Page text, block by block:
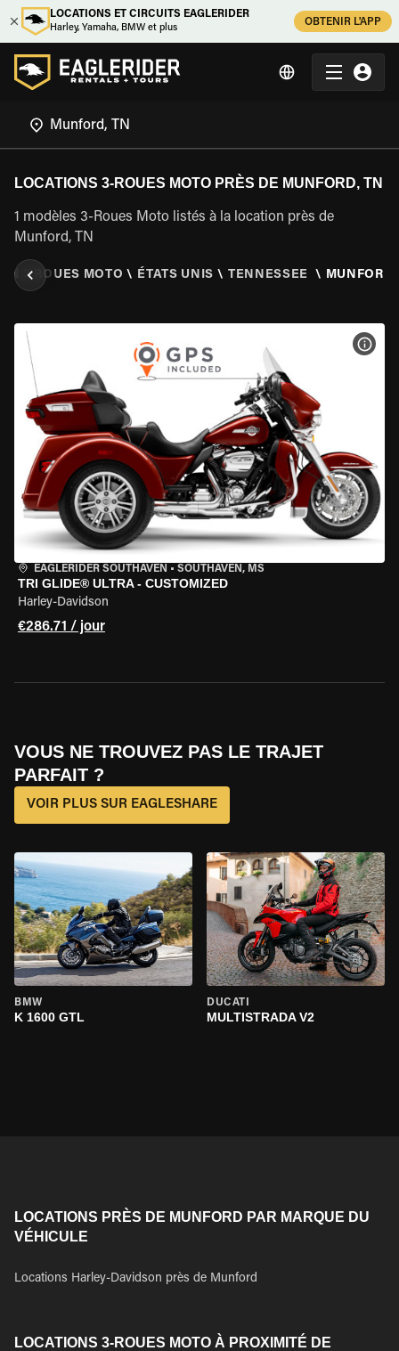
LOCATIONS ET CIRCUITS EAGLERIDER
Harley, Yamaha, BMW et plus
OBTENIR L'APP
LOCATIONS 3-ROUES MOTO PRÈS DE MUNFORD, TN
1 modèles 3-Roues Moto listés à la location près de
Munford, TN
3 ROUES MOTO \ ÉTATS UNIS \ TENNESSEE \
EAGLERIDER SOUTHAVEN • SOUTHAVEN, MS
TRI GLIDE® ULTRA - CUSTOMIZED
Harley-Davidson
€286.71 / jour
VOUS NE TROUVEZ PAS LE TRAJET
PARFAIT ?
VOIR PLUS SUR EAGLESHARE
BMW
K 1600 GTL
DUCATI
MULTISTRADA V2
LOCATIONS PRÈS DE MUNFORD PAR MARQUE DU
VÉHICULE
Locations Harley-Davidson près de Munford
LOCATIONS 3-ROUES MOTO À PROXIMITÉ DE